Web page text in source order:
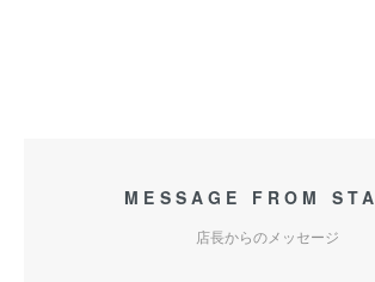
MESSAGE FROM
店長からのメッセージ